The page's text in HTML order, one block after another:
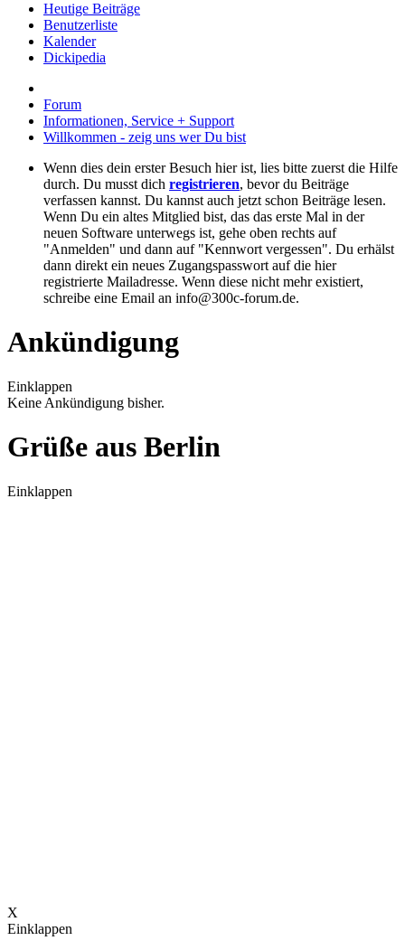
Heutige Beiträge
Benutzerliste
Kalender
Dickipedia
Forum
Informationen, Service + Support
Willkommen - zeig uns wer Du bist
Wenn dies dein erster Besuch hier ist, lies bitte zuerst die Hilfe
durch. Du musst dich registrieren, bevor du Beiträge
verfassen kannst. Du kannst auch jetzt schon Beiträge lesen.
Wenn Du ein altes Mitglied bist, das das erste Mal in der
neuen Software unterwegs ist, gehe oben rechts auf
"Anmelden" und dann auf "Kennwort vergessen". Du erhälst
dann direkt ein neues Zugangspasswort auf die hier
registrierte Mailadresse. Wenn diese nicht mehr existiert,
schreibe eine Email an info@300c-forum.de.
Ankündigung
Einklappen
Keine Ankündigung bisher.
Grüße aus Berlin
Einklappen
X
Einklappen